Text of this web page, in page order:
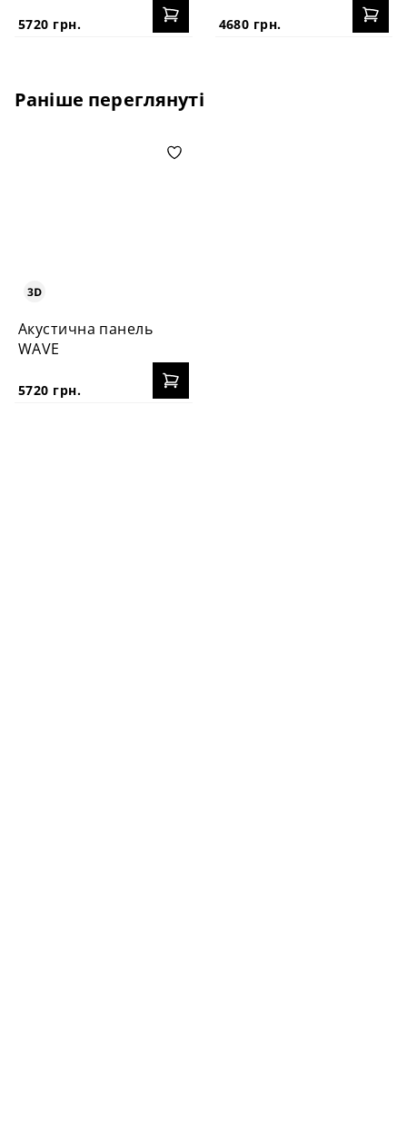
5720 грн. 4680 грн.
Раніше переглянуті
Акустична панель
WAVE
5720 грн.